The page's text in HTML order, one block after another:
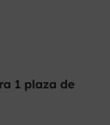
1 plaza de